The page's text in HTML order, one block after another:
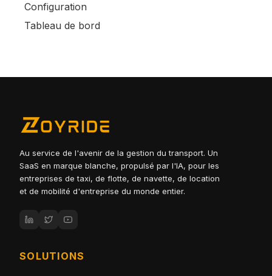
Configuration
Tableau de bord
Au service de l'avenir de la gestion du transport. Un
SaaS en marque blanche, propulsé par l'IA, pour les
entreprises de taxi, de flotte, de navette, de location
et de mobilité d'entreprise du monde entier.
SOLUTIONS